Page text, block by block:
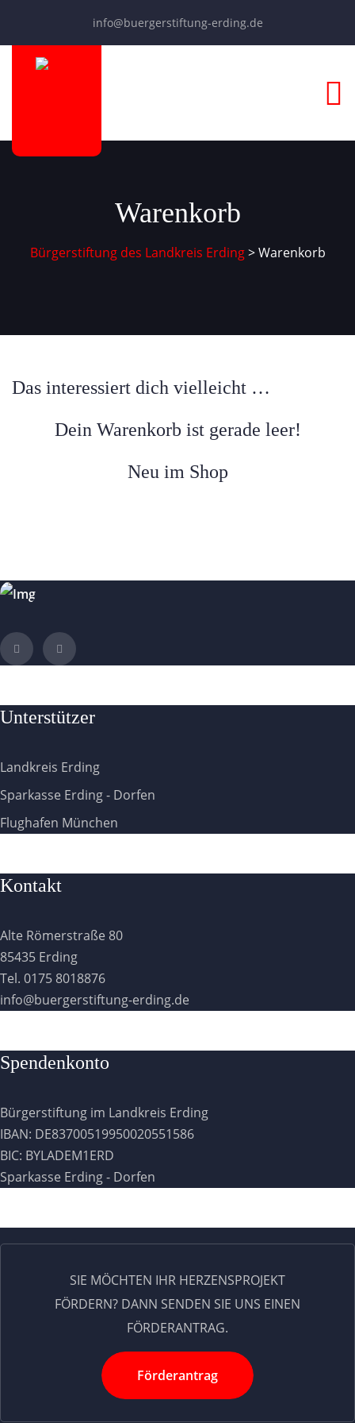
info@buergerstiftung-erding.de
Warenkorb
Bürgerstiftung des Landkreis Erding>Warenkorb
Das interessiert dich vielleicht …
Dein Warenkorb ist gerade leer!
Neu im Shop
Unterstützer
Landkreis Erding
Sparkasse Erding - Dorfen
Flughafen München
Kontakt
Alte Römerstraße 80
85435 Erding
Tel. 0175 8018876
info@buergerstiftung-erding.de
Spendenkonto
Bürgerstiftung im Landkreis Erding
IBAN: DE83700519950020551586
BIC: BYLADEM1ERD
Sparkasse Erding - Dorfen
SIE MÖCHTEN IHR HERZENSPROJEKT
FÖRDERN? DANN SENDEN SIE UNS EINEN
FÖRDERANTRAG.
Förderantrag